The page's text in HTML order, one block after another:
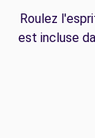
Roulez
est incluse